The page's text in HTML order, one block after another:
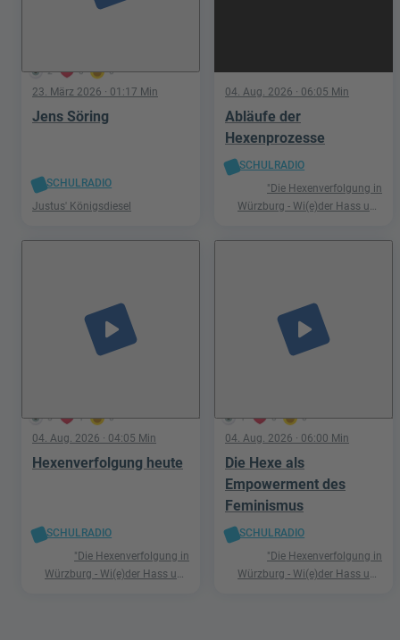
2 0 0
23. März 2026 · 01:17 Min
Jens Söring
SCHULRADIO
Justus' Königsdiesel
04. Aug. 2026 · 06:05 Min
Abläufe der
Hexenprozesse
SCHULRADIO
"Die Hexenverfolgung in
Würzburg - Wi(e)der Hass und
5 1 0
play_arrow
04. Aug. 2026 · 04:05 Min
Hexenverfolgung heute
SCHULRADIO
"Die Hexenverfolgung in
Würzburg - Wi(e)der Hass und
1 0 0
play_arrow
04. Aug. 2026 · 06:00 Min
Die Hexe als
Empowerment des
Feminismus
SCHULRADIO
"Die Hexenverfolgung in
Würzburg - Wi(e)der Hass und